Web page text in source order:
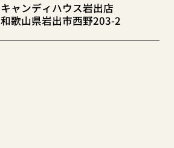
キャンディハウス岩出店
和歌山県岩出市西野203-2